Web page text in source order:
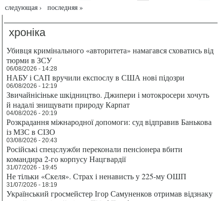
следующая › последняя »
хроніка
Убивця кримінального «авторитета» намагався сховатись від
тюрми в ЗСУ
06/08/2026 - 14:28
НАБУ і САП вручили експослу в США нові підозри
06/08/2026 - 12:19
Звичайнісіньке шкідництво. Джипери і мотокросери хочуть
й надалі знищувати природу Карпат
04/08/2026 - 20:19
Розкрадання міжнародної допомоги: суд відправив Банькова
із МЗС в СІЗО
03/08/2026 - 20:43
Російські спецслужби переконали пенсіонера вбити
командира 2-го корпусу Нацгвардії
31/07/2026 - 19:45
Не тільки «Скеля». Страх і ненависть у 225-му ОШП
31/07/2026 - 18:19
Український гросмейстер Ігор Самуненков отримав відзнаку